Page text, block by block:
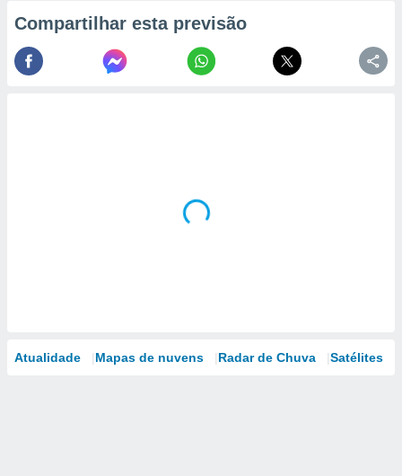
Compartilhar esta previsão
Atualidade Mapas de nuvens Radar de Chuva Satélites